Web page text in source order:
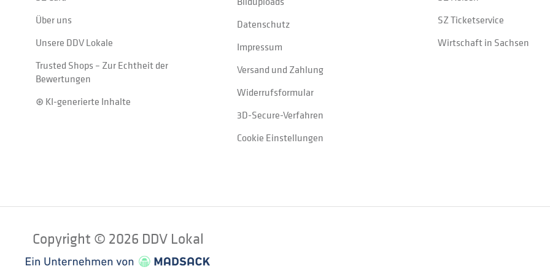
Über uns
Unsere DDV Lokale
Trusted Shops – Zur Echtheit der
Bewertungen
⊛ KI-generierte Inhalte
Datenschutz
Impressum
Versand und Zahlung
Widerrufsformular
3D-Secure-Verfahren
Cookie Einstellungen
SZ Ticketservice
Wirtschaft in Sachsen
Copyright © 2026 DDV Lokal